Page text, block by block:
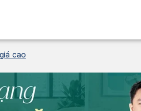
cao